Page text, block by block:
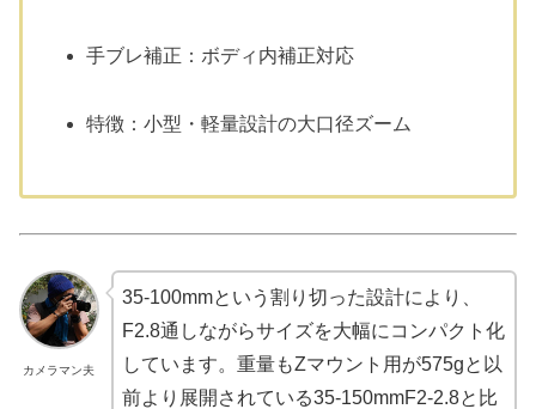
手ブレ補正：ボディ内補正対応
特徴：小型・軽量設計の大口径ズーム
カメラマン夫
35-100mmという割り切った設計により、
F2.8通しながらサイズを大幅にコンパクト化
しています。重量もZマウント用が575gと以
前より展開されている35-150mmF2-2.8と比